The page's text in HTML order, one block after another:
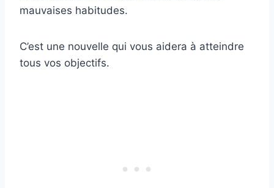
mauvaises habitudes.
C’est une nouvelle qui vous aidera à atteindre
tous vos objectifs.